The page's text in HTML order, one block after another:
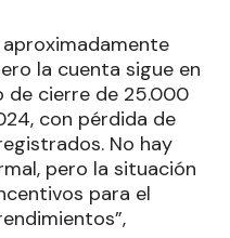
la cuenta sigue en
de cierre de 25.000
con pérdida de
No hay
pero la situación
para el